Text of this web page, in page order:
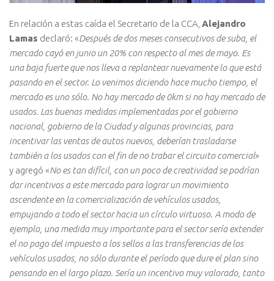
En relación a estas caída el Secretario de la CCA, Alejandro
Lamas declaró: «Después de dos meses consecutivos de suba, el
mercado cayó en junio un 20% con respecto al mes de mayo. Es
una baja fuerte que nos lleva a replantear nuevamente lo que está
pasando en el sector. Lo venimos diciendo hace mucho tiempo, el
mercado es uno sólo. No hay mercado de 0km si no hay mercado de
usados. Las buenas medidas implementadas por el gobierno
nacional, gobierno de la Ciudad y algunas provincias, para
incentivar las ventas de autos nuevos, deberían trasladarse
también a los usados con el fin de no trabar el circuito comercial»
y agregó «No es tan difícil, con un poco de creatividad se podrían
dar incentivos a este mercado para lograr un movimiento
ascendente en la comercialización de vehículos usados,
empujando a todo el sector hacia un círculo virtuoso. A modo de
ejemplo, una medida muy importante para el sector sería extender
el no pago del impuesto a los sellos a las transferencias de los
vehículos usados, no sólo durante el período que dure el plan sino
pensando en el largo plazo. Sería un incentivo muy valorado, tanto